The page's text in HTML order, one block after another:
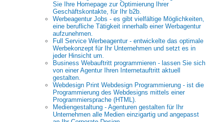
Sie Ihre Homepage zur Optimierung Ihrer
Geschäftskontakte, für Ihr b2b.
Werbeagentur Jobs - es gibt vielfältige Möglichkeiten,
eine berufliche Tätigkeit innerhalb einer Werbagentur
aufzunehmen.
Full Service Werbeagentur - entwickelte das optimale
Werbekonzept für Ihr Unternehmen und setzt es in
jeder Hinsicht um.
Business Webauftritt programmieren - lassen Sie sich
von einer Agentur Ihren Internetauftritt aktuell
gestalten.
Webdesign Print Webdesign Programmierung - ist die
Programmierung des Webdesigns mittels einer
Programmiersprache (HTML).
Mediengestaltung - Agenturen gestalten für Ihr
Unternehmen alle Medien einzigartig und angepasst